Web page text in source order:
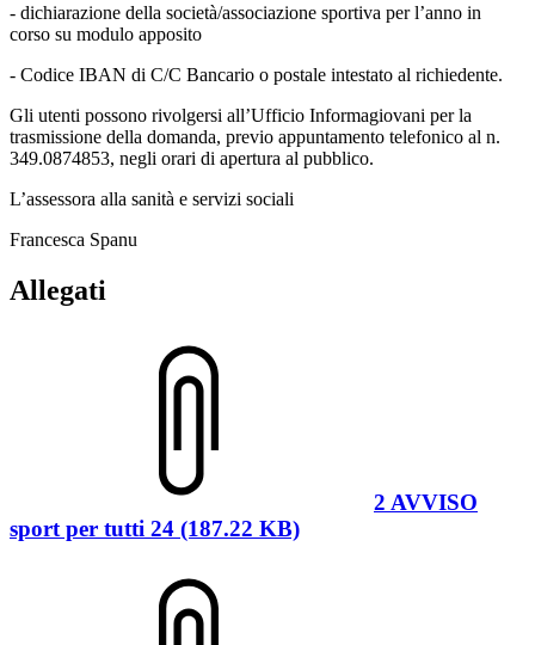
- dichiarazione della società/associazione sportiva per l’anno in
corso su modulo apposito
- Codice IBAN di C/C Bancario o postale intestato al richiedente.
Gli utenti possono rivolgersi all’Ufficio Informagiovani per la
trasmissione della domanda, previo appuntamento telefonico al n.
349.0874853, negli orari di apertura al pubblico.
L’assessora alla sanità e servizi sociali
Francesca Spanu
Allegati
2 AVVISO
sport per tutti 24 (187.22 KB)